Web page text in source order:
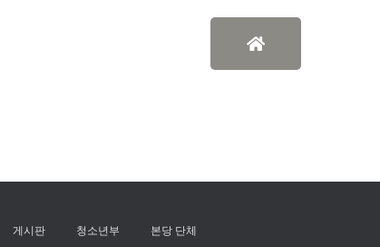
게시판 청소년부 본당 단체